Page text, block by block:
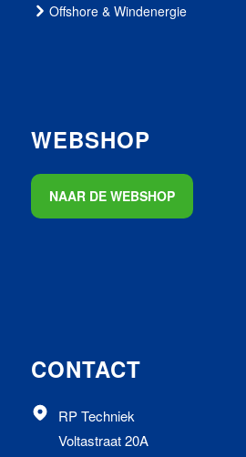
Offshore & Windenergie
WEBSHOP
NAAR DE WEBSHOP
CONTACT
RP Techniek
Voltastraat 20A